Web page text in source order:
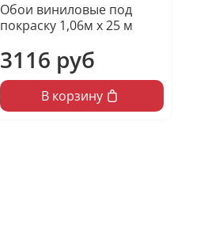
Обои виниловые под
покраску 1,06м х 25 м
3116 руб
В корзину